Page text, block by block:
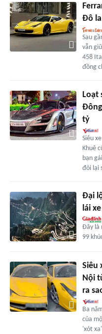
Đô
Sau
vẫn
458
đồng
Loạt
tỷ
Siêu
Khuê
bạn
đòi lại
Đại
lái
Đây là
99
Siêu
Nội
ra
Ba
của
'xót